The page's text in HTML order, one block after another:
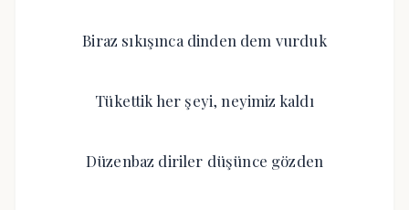
Biraz sıkışınca dinden dem vurduk
Tükettik her şeyi, neyimiz kaldı
Düzenbaz diriler düşünce gözden